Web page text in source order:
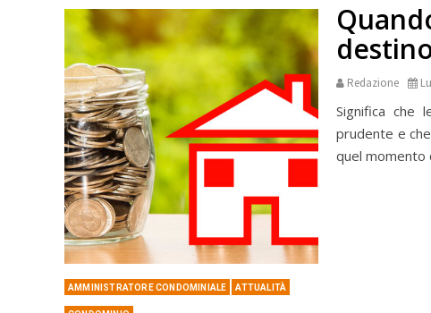
AMMINISTRATORE CONDOMINIALE ATTUALITÀ
Redazione
Significa che
prudente e
quel momento